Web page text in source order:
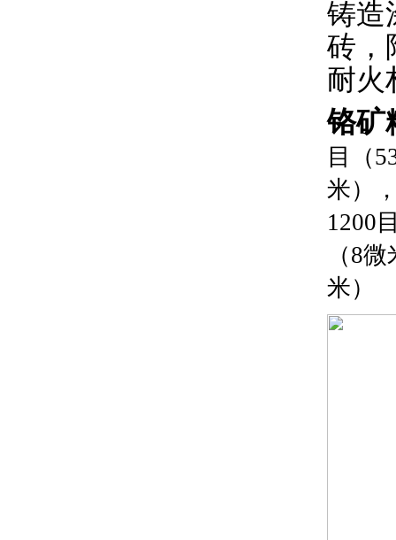
铸造
砖，
耐火
铬矿
目（
米）
1200
（8
米）